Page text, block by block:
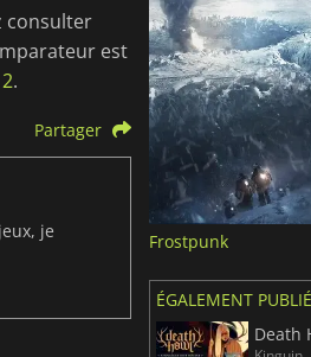
consulter
est
.
Partager
je
Frostpunk
ÉGALEMENT
Death